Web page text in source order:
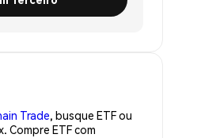
Trade, busque ETF ou
Compre ETF com